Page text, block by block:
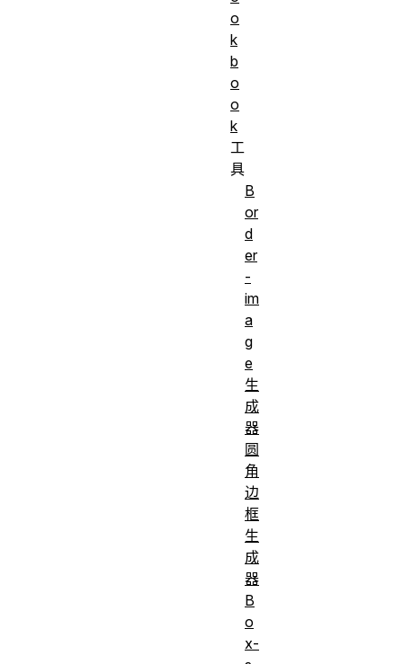
o
k
b
o
o
k
工
具
B
or
d
er
-
im
a
g
e
生
成
器
圆
角
边
框
生
成
器
B
o
x-